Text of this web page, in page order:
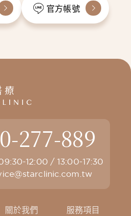
官方帳號
277-889
12:00 / 13:00-17:30
關於我們 服務項目